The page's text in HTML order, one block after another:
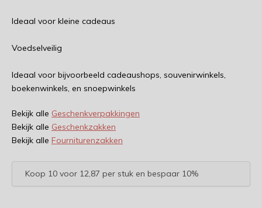
Ideaal voor kleine cadeaus
Voedselveilig
Ideaal voor bijvoorbeeld cadeaushops, souvenirwinkels,
boekenwinkels, en snoepwinkels
Bekijk alle Geschenkverpakkingen
Bekijk alle Geschenkzakken
Bekijk alle Fourniturenzakken
Koop 10 voor 12,87 per stuk en bespaar 10%